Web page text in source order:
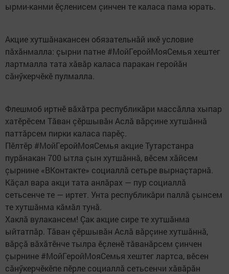
ырми-канми ӗçленисем çинчен те каласа пама юрать.
Акцие хутшăнакансен обязательнăй икӗ условие
пăхăнмалла: çырни патне #МойГеройМояСемья хештег
лартмалла тата хăвăр каласа паракан геройăн
сăнӳкерчӗкӗ пулмалла.
Флешмоб иртнӗ вăхăтра республикăри массăлла хыпар
хатӗрӗсем Тăван çӗршывăн Аслă вăрçине хутшăннă
паттăрсем пирки каласа парӗç.
Пӗлтӗр #МойГеройМояСемья акцие Тутарстанра
пурăнакан 700 ытла çын хутшăннă, вӗсем хăйсем
çырнине «ВКонтакте» социаллă сетьре вырнаçтарнă.
Кăçал вара акци тата анлăрах — пур социаллă
сетьсенче те — иртет. Унта республикăри паллă çынсем
те хутшăнма кăмăл тунă.
Хаклă вулакансем! Çак акцие сире те хутшăнма
ыйтатпăр. Тăван çӗршывăн Аслă вăрçине хутшăннă,
вăрçă вăхăтӗнче тылра ӗçленӗ тăванăрсем çинчен
çырнине #МойГеройМояСемья хештег лартса, вӗсен
сăнӳкерчӗкӗпе пӗрле социаллă сетьсенчи хăвăрăн